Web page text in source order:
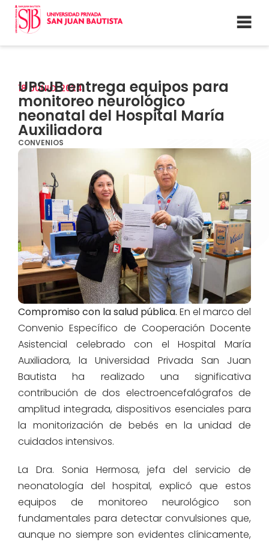
18 JUNIO 2024
UPSJB entrega equipos para
monitoreo neurológico
neonatal del Hospital María
Auxiliadora
CONVENIOS
Compromiso con la salud pública. En el marco del
Convenio Específico de Cooperación Docente
Asistencial celebrado con el Hospital María
Auxiliadora, la Universidad Privada San Juan
Bautista ha realizado una significativa
contribución de dos electroencefalógrafos de
amplitud integrada, dispositivos esenciales para
la monitorización de bebés en la unidad de
cuidados intensivos.
La Dra. Sonia Hermosa, jefa del servicio de
neonatología del hospital, explicó que estos
equipos de monitoreo neurológico son
fundamentales para detectar convulsiones que,
aunque no siempre son evidentes clínicamente,